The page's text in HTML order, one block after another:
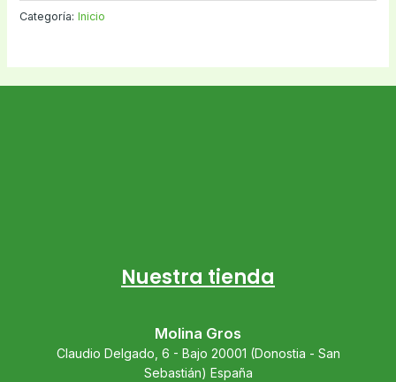
Categoría: Inicio
Nuestra tienda
Molina Gros
Claudio Delgado, 6 - Bajo 20001 (Donostia - San
Sebastián) España